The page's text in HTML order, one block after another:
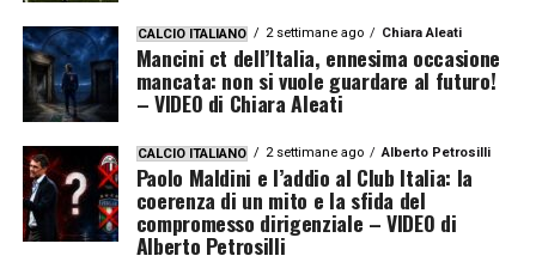
CALCIO ITALIANO 2 settimane ago Chiara Aleati
Mancini ct dell’Italia, ennesima occasione
mancata: non si vuole guardare al futuro!
– VIDEO di Chiara Aleati
CALCIO ITALIANO 2 settimane ago Alberto Petrosilli
Paolo Maldini e l’addio al Club Italia: la
coerenza di un mito e la sfida del
compromesso dirigenziale – VIDEO di
Alberto Petrosilli